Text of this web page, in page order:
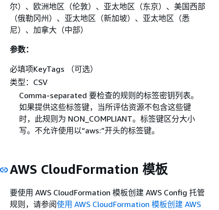
尔）、欧洲地区（伦敦）、亚太地区（东京）、美国西部
（俄勒冈州）、亚太地区（新加坡）、亚太地区（悉
尼）、加拿大（中部）
参数：
必填项KeyTags （可选）
类型：CSV
Comma-separated 要检查的规则的标签密钥列表。
如果提供这些标签键，当所评估资源不包含这些键
时，此规则为 NON_COMPLIANT。标签键区分大小
写。不允许使用以“aws:”开头的标签键。
AWS CloudFormation 模板
要使用 AWS CloudFormation 模板创建 AWS Config 托管
规则，请参阅使用 AWS CloudFormation 模板创建 AWS